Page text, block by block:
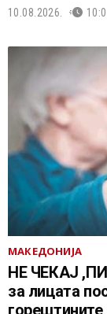
10.08.2026.
МАКЕДОНИЈА
НЕ ЧEКАЈ
за лицата
горештините